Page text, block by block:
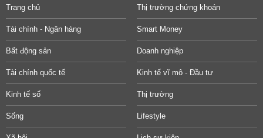
Trang chủ Thị trường chứng khoán
Tài chính - Ngân hàng Smart Money
Bất động sản Doanh nghiệp
Tài chính quốc tế Kinh tế vĩ mô - Đầu tư
Kinh tế số Thị trường
Sống Lifestyle